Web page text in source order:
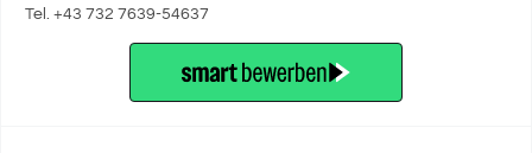
Tel. +43 732 7639-54637